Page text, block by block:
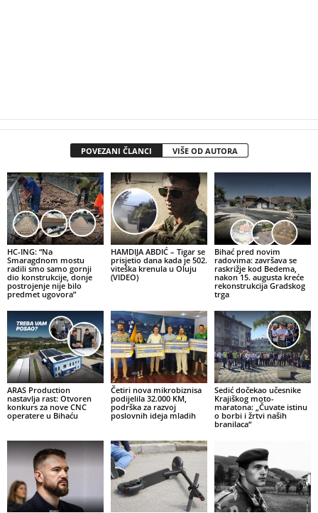
POVEZANI ČLANCI VIŠE OD AUTORA
HC-ING: “Na
Smaragdnom mostu
radili smo samo gornji
dio konstrukcije, donje
postrojenje nije bilo
predmet ugovora”
HAMDIJA ABDIĆ – Tigar se
prisjetio dana kada je 502.
viteška krenula u Oluju
(VIDEO)
Bihać pred novim
radovima: završava se
raskrižje kod Bedema,
nakon 15. augusta kreće
rekonstrukcija Gradskog
trga
ARAS Production
nastavlja rast: Otvoren
konkurs za nove CNC
operatere u Bihaću
Četiri nova mikrobiznisa
podijelila 32.000 KM,
podrška za razvoj
poslovnih ideja mladih
Sedić dočekao učesnike
Krajiškog moto-
maratona: „Čuvate istinu
o borbi i žrtvi naših
branilaca“